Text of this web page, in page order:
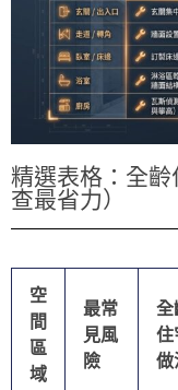
精選表格：全
查最省力）
空
間
區
域
最常
見風
險
全
住
做